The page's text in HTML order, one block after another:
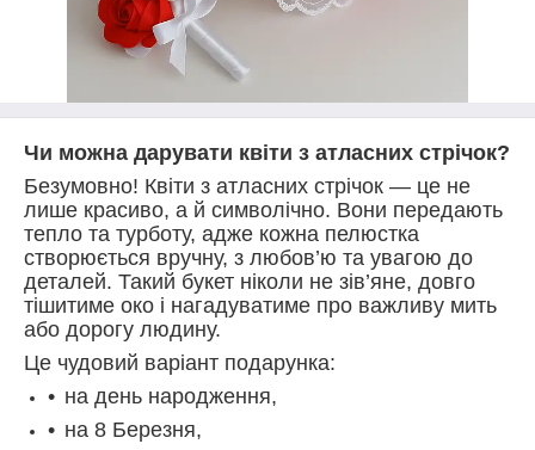
Чи можна дарувати квіти з атласних стрічок?
Безумовно! Квіти з атласних стрічок — це не
лише красиво, а й символічно. Вони передають
тепло та турботу, адже кожна пелюстка
створюється вручну, з любов’ю та увагою до
деталей. Такий букет ніколи не зів’яне, довго
тішитиме око і нагадуватиме про важливу мить
або дорогу людину.
Це чудовий варіант подарунка:
на день народження,
на 8 Березня,